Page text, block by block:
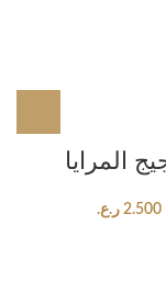
المرايا
2.500 ر.ع.